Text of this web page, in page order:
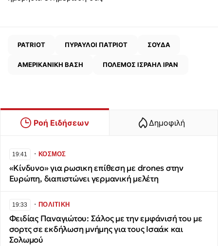
PATRIOT ΠΥΡΑΥΛΟΙ ΠΑΤΡΙΟΤ ΣΟΥΔΑ
ΑΜΕΡΙΚΑΝΙΚΗ ΒΑΣΗ ΠΟΛΕΜΟΣ ΙΣΡΑΗΛ ΙΡΑΝ
Ροή Ειδήσεων Δημοφιλή
19:41 ∙ΚΟΣΜΟΣ
«Κίνδυνο» για ρωσικη επίθεση με drones στην
Ευρώπη, διαπιστώνει γερμανική μελέτη
19:33 ∙ΠΟΛΙΤΙΚΗ
Φειδίας Παναγιώτου: Σάλος με την εμφάνισή του με
σορτς σε εκδήλωση μνήμης για τους Ισαάκ και
Σολωμού